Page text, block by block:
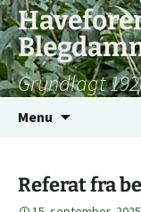
Hop
til
indhold
Grundlagt
Menu
Referat fra